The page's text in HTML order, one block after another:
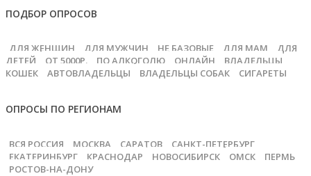
ПОДБОР ОПРОСОВ
ДЛЯ ЖЕНЩИН ДЛЯ МУЖЧИН НЕ БАЗОВЫЕ ДЛЯ МАМ
ДЛЯ
ДЕТЕЙ
ОТ 5000Р. ПО АЛКОГОЛЮ ОНЛАЙН
ВЛАДЕЛЬЦЫ
КОШЕК
АВТОВЛАДЕЛЬЦЫ ВЛАДЕЛЬЦЫ СОБАК СИГАРЕТЫ
ОПРОСЫ ПО РЕГИОНАМ
ВСЯ РОССИЯ МОСКВА САРАТОВ
САНКТ-ПЕТЕРБУРГ
ЕКАТЕРИНБУРГ
КРАСНОДАР НОВОСИБИРСК ОМСК
ПЕРМЬ
РОСТОВ-НА-ДОНУ